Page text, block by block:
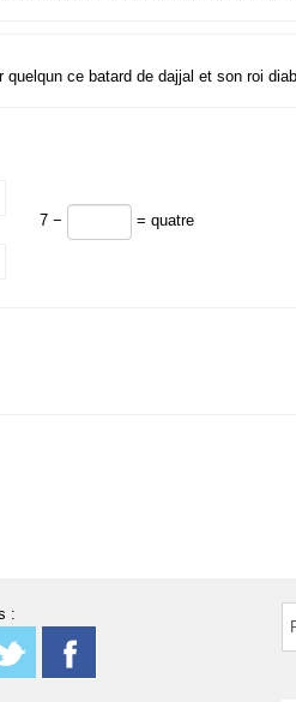
ce batard de dajjal et son roi
7 − = quatre
: